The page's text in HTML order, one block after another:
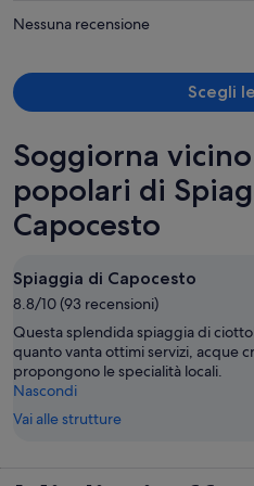
Nessuna recensione
Scegli
Soggiorna
popolari di
Capocesto
Spiaggia di Capocesto
8.8/10 (93 recensioni)
Questa splendida spiaggia di
quanto vanta ottimi servizi, acque
propongono le specialità locali.
Nascondi
Vai alle strutture